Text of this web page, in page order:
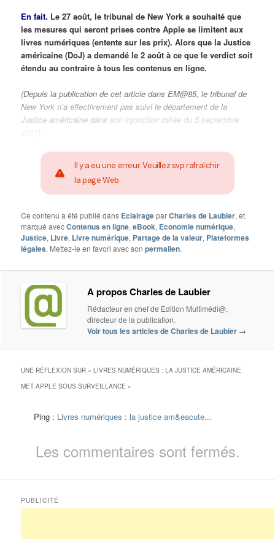
En fait. Le 27 août, le tribunal de New York a souhaité que
les mesures qui seront prises contre Apple se limitent aux
livres numériques (entente sur les prix). Alors que la Justice
américaine (DoJ) a demandé le 2 août à ce que le verdict soit
étendu au contraire à tous les contenus en ligne.
(Depuis la publication de cet article dans EM@85, le tribunal de
New York n’a effectivement pas suivi le département de la
Justice américaine dansson injonction datée du 5 septembre
2013
Il y a eu une erreur. Veuillez svp rafraîchir
la page Web.
Ce contenu a été publié dans EclairageparCharles de Laubier, et
marqué avecContenus en ligne,eBook, Economie numérique,
Justice, Livre, Livre numérique, Partage de la valeur, Plateformes
légales. Mettez-le en favori avec sonpermalien.
A propos Charles de Laubier
Rédacteur en chef de Edition Multimédi@,
directeur de la publication.
Voir tous les articles de Charles de Laubier →
UNE RÉFLEXION SUR «LIVRES NUMÉRIQUES : LA JUSTICE AMÉRICAINE
MET APPLE SOUS SURVEILLANCE »
Ping : Livres numériques : la justice am&eacute...
Les commentaires sont fermés.
PUBLICITÉ